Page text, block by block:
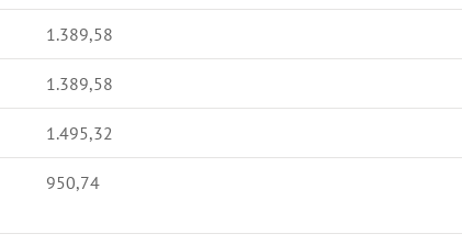
1.389,58
1.389,58
1.495,32
950,74